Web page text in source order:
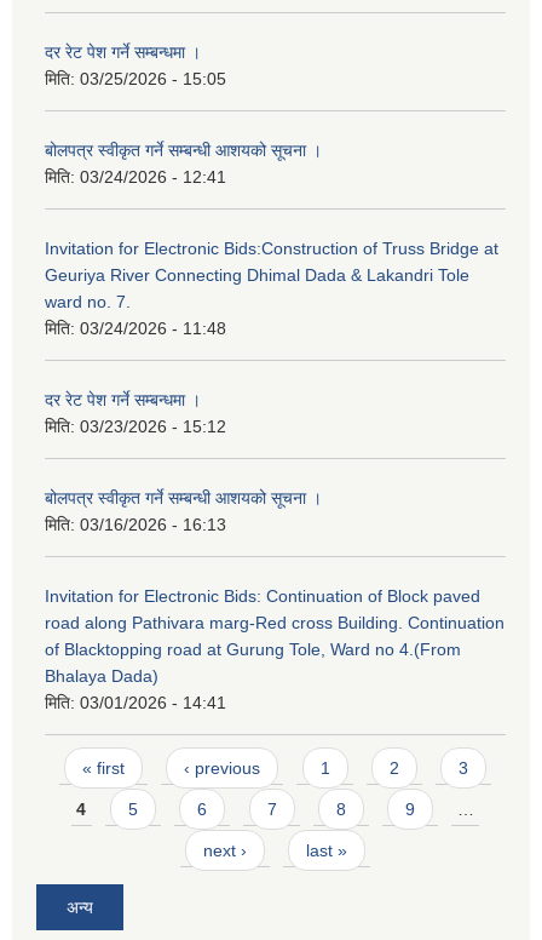
दर रेट पेश गर्ने सम्बन्धमा ।
मिति: 03/25/2026 - 15:05
बोलपत्र स्वीकृत गर्ने सम्बन्धी आशयको सूचना ।
मिति: 03/24/2026 - 12:41
Invitation for Electronic Bids:Construction of Truss Bridge at
Geuriya River Connecting Dhimal Dada & Lakandri Tole
ward no. 7.
मिति: 03/24/2026 - 11:48
दर रेट पेश गर्ने सम्बन्धमा ।
मिति: 03/23/2026 - 15:12
बोलपत्र स्वीकृत गर्ने सम्बन्धी आशयको सूचना ।
मिति: 03/16/2026 - 16:13
Invitation for Electronic Bids: Continuation of Block paved
road along Pathivara marg-Red cross Building. Continuation
of Blacktopping road at Gurung Tole, Ward no 4.(From
Bhalaya Dada)
मिति: 03/01/2026 - 14:41
Pages
« first ‹ previous 1 2 3
4 5 6 7 8 9 …
next › last »
अन्य